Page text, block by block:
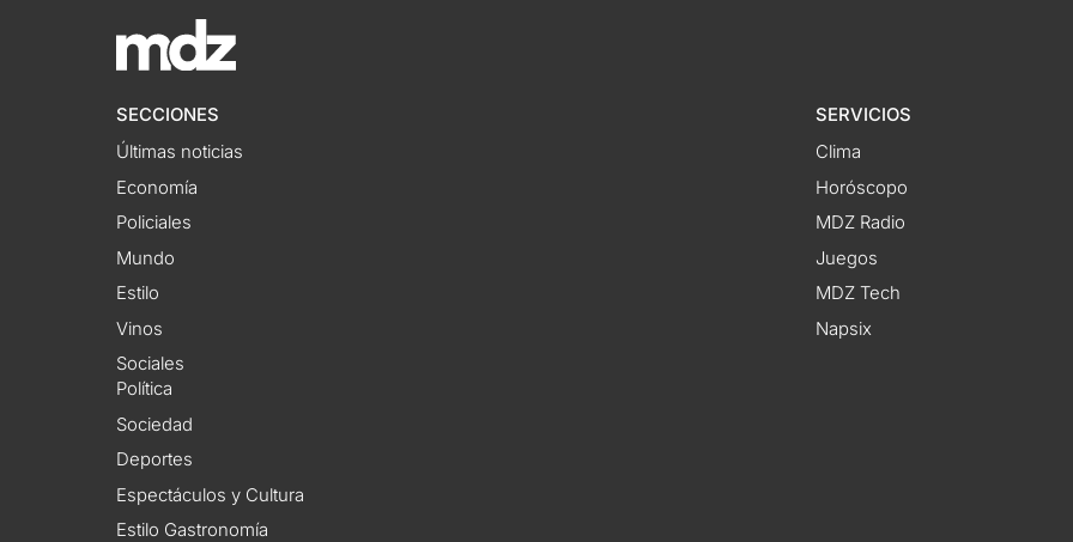
SECCIONES
Últimas noticias
Economía
Policiales
Mundo
Estilo
Vinos
Sociales
Política
Sociedad
Deportes
Espectáculos y Cultura
Estilo Gastronomía
SERVICIOS
Clima
Horóscopo
MDZ Radio
Juegos
MDZ Tech
Napsix